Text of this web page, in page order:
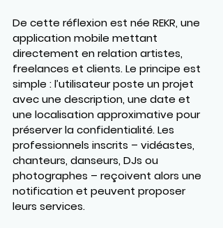
De cette réflexion est née REKR, une
application mobile mettant
directement en relation artistes,
freelances et clients. Le principe est
simple : l’utilisateur poste un projet
avec une description, une date et
une localisation approximative pour
préserver la confidentialité. Les
professionnels inscrits – vidéastes,
chanteurs, danseurs, DJs ou
photographes – reçoivent alors une
notification et peuvent proposer
leurs services.